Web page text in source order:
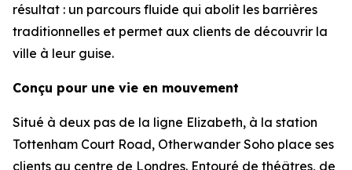
résultat : un parcours fluide qui abolit les barrières
traditionnelles et permet aux clients de découvrir la
ville à leur guise.
Conçu pour une vie en mouvement
Situé à deux pas de la ligne Elizabeth, à la station
Tottenham Court Road, Otherwander Soho place ses
clients au centre de Londres. Entouré de théâtres, de